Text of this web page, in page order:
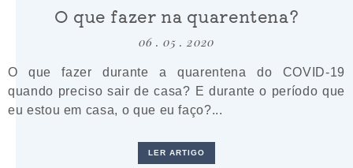
O que fazer na quarentena?
06 . 05 . 2020
O que fazer durante a quarentena do COVID-19
quando preciso sair de casa? E durante o período que
eu estou em casa, o que eu faço?...
LER ARTIGO